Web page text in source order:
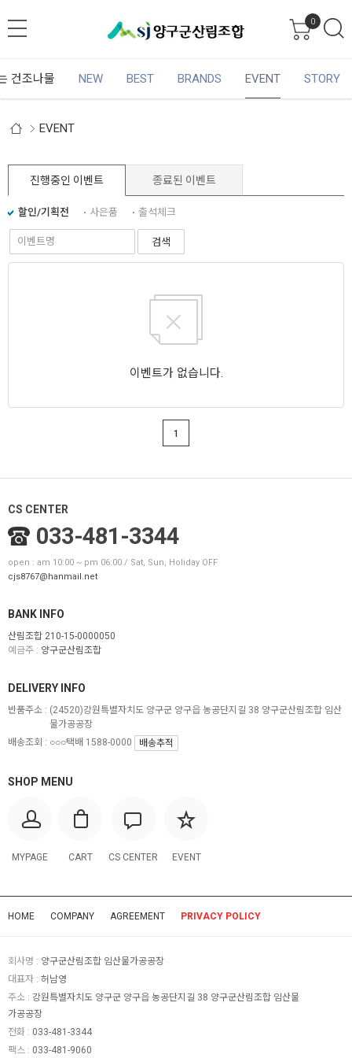
0
건조나물 NEW BEST BRANDS EVENT STORY
EVENT
진행중인 이벤트 종료된 이벤트
할인/기획전 사은품 출석체크
검색
이벤트가 없습니다.
1
CS CENTER
033-481-3344
open : am 10:00 ~ pm 06:00 / Sat, Sun, Holiday OFF
cjs8767@hanmail.net
BANK INFO
산림조합 210-15-0000050
예금주 : 양구군산림조합
SHOP MENU
MYPAGE CART CS CENTER EVENT
DELIVERY INFO
반품주소 : (24520)강원특별자치도 양구군 양구읍 농공단지길 38 양구군산림조합 임산
물가공공장
배송조회 : ○○○택배 1588-0000
배송추적
HOME COMPANY AGREEMENT PRIVACY POLICY
회사명 : 양구군산림조합 임산물가공공장
대표자 : 허남영
주소 : 강원특별자치도 양구군 양구읍 농공단지길 38 양구군산림조합 임산물
가공공장
전화 : 033-481-3344
팩스 : 033-481-9060